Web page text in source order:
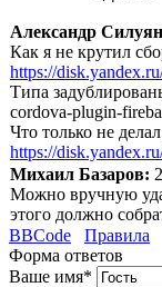
Александр
Как я не крутил
https://
Типа
cordova-plugin-
Что только не
https://
Михаил Базаров:
Можно вручную
этого должно
BBCode
Правила
Форма ответов
Ваше имя*